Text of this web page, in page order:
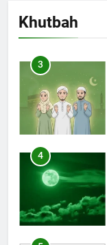
Khutbah
3
4